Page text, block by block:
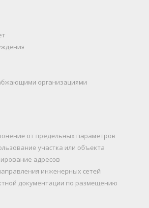
организациями
от предельных параметров
участка или объекта
адресов
инженерных сетей
документации по размещению